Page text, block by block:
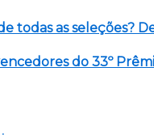
todas as seleções?
do 33º